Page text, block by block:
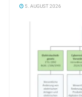
5. AUGUST 2026